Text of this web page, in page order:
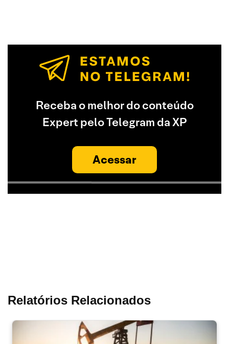
Receba o melhor do conteúdo
Expert pelo Telegram da XP
Acessar
Relatórios Relacionados